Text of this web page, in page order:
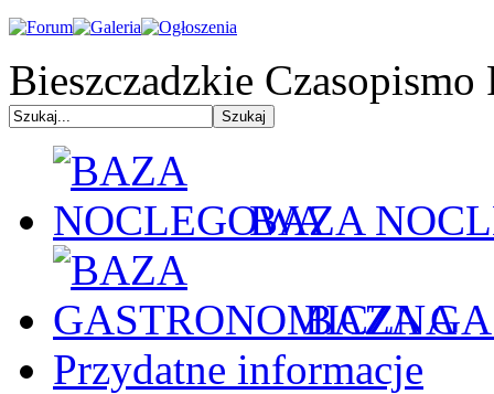
Bieszczadzkie Czasopismo
BAZA
BAZA
Przydatne informacje